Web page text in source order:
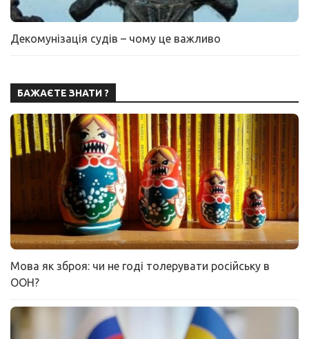
Декомунізація судів – чому це важливо
БАЖАЄТЕ ЗНАТИ ?
Мова як зброя: чи не годі толерувати російську в
ООН?